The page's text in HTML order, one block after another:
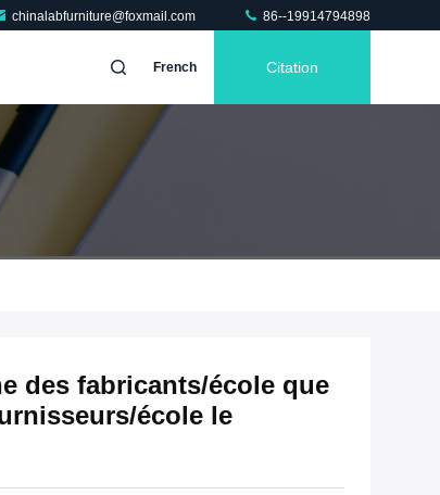
chinalabfurniture@foxmail.com 86--19914794898
French Citation
des fabricants/école que
école le